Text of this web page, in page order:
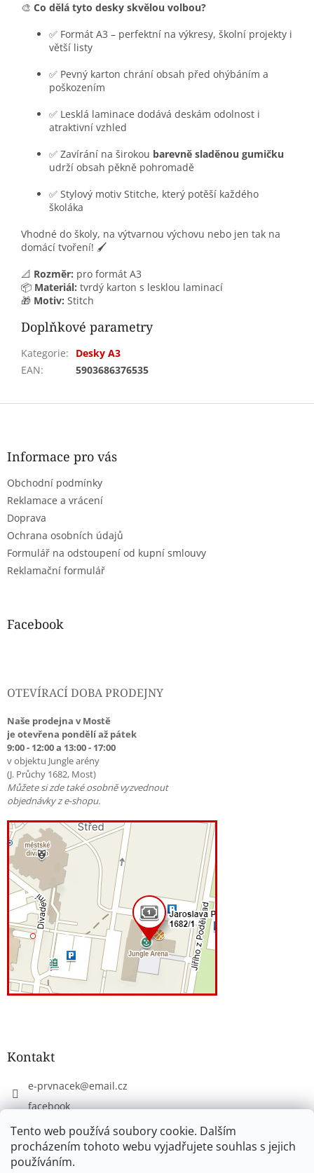
Tento web používá soubory cookie. Dalším
procházením tohoto webu vyjadřujete souhlas s jejich
používáním.
🎨 Co dělá tyto desky skvělou volbou?
✅ Formát A3 – perfektní na výkresy, školní projekty i
větší listy
✅ Pevný karton chrání obsah před ohýbáním a
poškozením
✅ Lesklá laminace dodává deskám odolnost i
atraktivní vzhled
✅ Zavírání na širokou barevně sladěnou gumičku
udrží obsah pěkně pohromadě
✅ Stylový motiv Stitche, který potěší každého
školáka
Vhodné do školy, na výtvarnou výchovu nebo jen tak na
domácí tvoření! 🖌️
📐 Rozměr: pro formát A3
📦 Materiál: tvrdý karton s lesklou laminací
🎁 Motiv: Stitch
Doplňkové parametry
Kategorie:
Desky A3
EAN: 5903686376535
Z
Informace pro vás
Obchodní podmínky
Reklamace a vrácení
Doprava
Ochrana osobních údajů
Formulář na odstoupení od kupní smlouvy
Reklamační formulář
Facebook
OTEVÍRACÍ DOBA PRODEJNY
Naše prodejna v Mostě
je otevřena pondělí až pátek
9:00 - 12:00 a 13:00 - 17:00
v objektu Jungle arény
(J. Průchy 1682, Most)
Můžete si zde také osobně vyzvednout
objednávky z e-shopu.
Kontakt
e-prvnacek@email.cz
facebook
eprvnacek